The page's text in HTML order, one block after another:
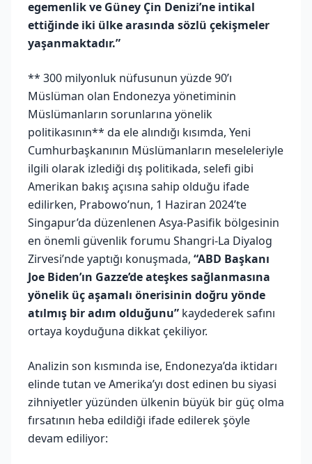
egemenlik ve Güney Çin Denizi’ne intikal
ettiğinde iki ülke arasında sözlü çekişmeler
yaşanmaktadır.”
** 300 milyonluk nüfusunun yüzde 90’ı
Müslüman olan Endonezya yönetiminin
Müslümanların sorunlarına yönelik
politikasının** da ele alındığı kısımda, Yeni
Cumhurbaşkanının Müslümanların meseleleriyle
ilgili olarak izlediği dış politikada, selefi gibi
Amerikan bakış açısına sahip olduğu ifade
edilirken, Prabowo’nun, 1 Haziran 2024’te
Singapur’da düzenlenen Asya-Pasifik bölgesinin
en önemli güvenlik forumu Shangri-La Diyalog
Zirvesi’nde yaptığı konuşmada, “ABD Başkanı
Joe Biden’ın Gazze’de ateşkes sağlanmasına
yönelik üç aşamalı önerisinin doğru yönde
atılmış bir adım olduğunu” kaydederek safını
ortaya koyduğuna dikkat çekiliyor.
Analizin son kısmında ise, Endonezya’da iktidarı
elinde tutan ve Amerika’yı dost edinen bu siyasi
zihniyetler yüzünden ülkenin büyük bir güç olma
fırsatının heba edildiği ifade edilerek şöyle
devam ediliyor: